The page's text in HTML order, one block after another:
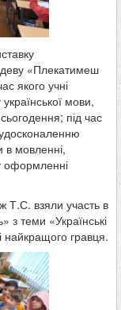
«Плекатимеш
якого учні
мови,
під час
в мовленні,
оформленні
Т.С. взяли участь в
з теми «Українські
найкращого гравця.